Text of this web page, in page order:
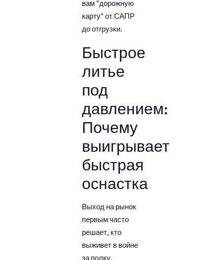
вам "дорожную
карту" от САПР
до отгрузки.
Быстрое
литье
под
давлением:
Почему
выигрывает
быстрая
оснастка
Выход на рынок
первым часто
решает, кто
выживет в войне
за полку.